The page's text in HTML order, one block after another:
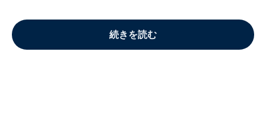
続きを読む